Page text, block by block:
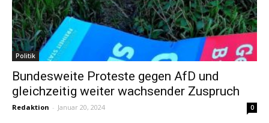
Politik
Bundesweite Proteste gegen AfD und
gleichzeitig weiter wachsender Zuspruch
Redaktion - Januar 20, 2024 0